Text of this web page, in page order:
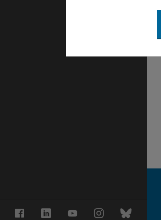
FacebookLinkedInYouTubeInstagramBluesky